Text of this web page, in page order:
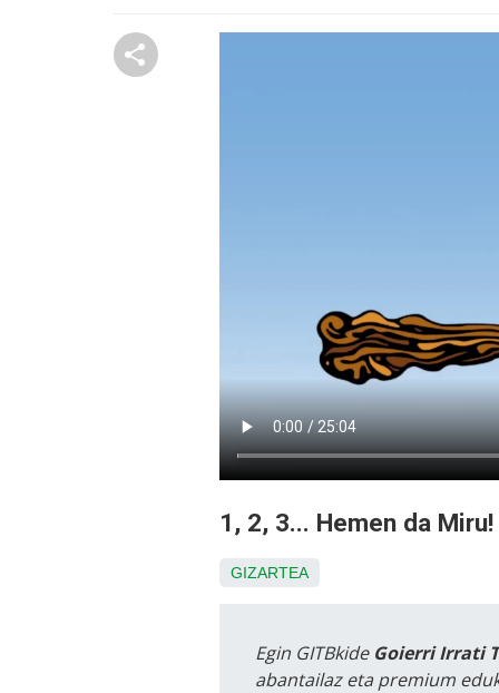
1, 2, 3... Hemen da Miru!
GIZARTEA
Egin GITBkide Goierri Irrati
abantailaz eta premium